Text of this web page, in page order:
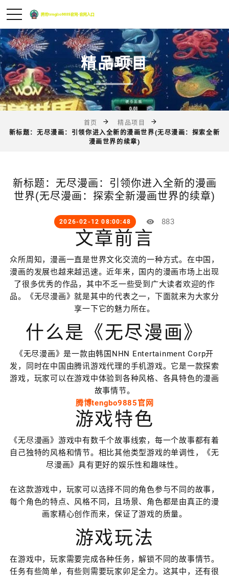
精品项目
首页
精品项目
新标题：无尽漫画：引领你进入全新的漫画世界(无尽漫画：探索全新
漫画世界的续章)
新标题：无尽漫画：引领你进入全新的漫画
世界(无尽漫画：探索全新漫画世界的续章)
2026-02-12 08:00:48 883
文章前言
众所周知，漫画一直是世界文化交流的一种方式。在中国，
漫画的发展也越来越迅速。近年来，国内的漫画市场上出现
了很多优秀的作品，其中不乏一些受到广大读者欢迎的作
品。《无尽漫画》就是其中的代表之一，下面就来为大家分
享一下它的魅力所在。
什么是《无尽漫画》
《无尽漫画》是一款由韩国NHN Entertainment Corp开
发，同时在中国由腾讯游戏代理的手机游戏。它是一款探索
游戏，玩家可以在游戏中体验到各种风格、各具特色的漫画
故事情节。
腾博tengbo9885官网
游戏特色
《无尽漫画》游戏中有数千个故事线索，每一个故事都有着
自己独特的风格和情节。相比其他类型游戏的单调性，《无
尽漫画》具有更好的娱乐性和趣味性。
在这款游戏中，玩家可以选择不同的角色参与不同的故事，
每个角色的特点、风格不同，且场景、角色都是由真正的漫
画家精心创作而来，保证了游戏的质量。
游戏玩法
在游戏中，玩家需要完成各种任务，解锁不同的故事情节。
任务有些简单，有些则需要玩家卯足全力。这其中，还有很